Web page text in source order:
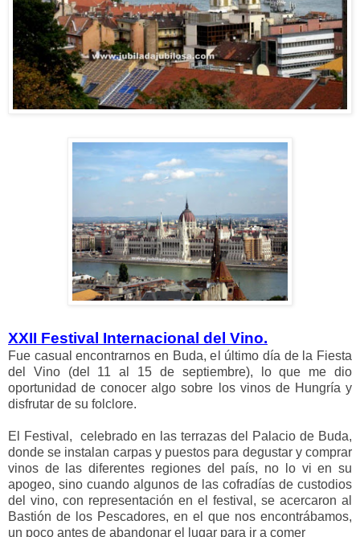
XXII Festival Internacional del Vino.
Fue casual encontrarnos en Buda, el último día de la Fiesta
del Vino (del 11 al 15 de septiembre), lo que me dio
oportunidad de conocer algo sobre los vinos de Hungría y
disfrutar de su folclore.
El Festival, celebrado en las terrazas del Palacio de Buda,
donde se instalan carpas y puestos para degustar y comprar
vinos de las diferentes regiones del país, no lo vi en su
apogeo, sino cuando algunos de las cofradías de custodios
del vino, con representación en el festival, se acercaron al
Bastión de los Pescadores, en el que nos encontrábamos,
un poco antes de abandonar el lugar para ir a comer